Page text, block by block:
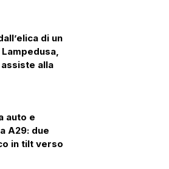
di un
alla
auto e
A29: due
in tilt verso